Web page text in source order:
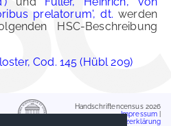
prelatorum', dt. werden
HSC-Beschreibung
Cod. 145 (Hübl 209)
Handschriftencensus 2026
Impressum
Datenschutzerklärung